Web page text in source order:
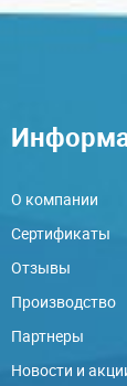
О компании
Сертификаты
Отзывы
Производство
Партнеры
Новости и